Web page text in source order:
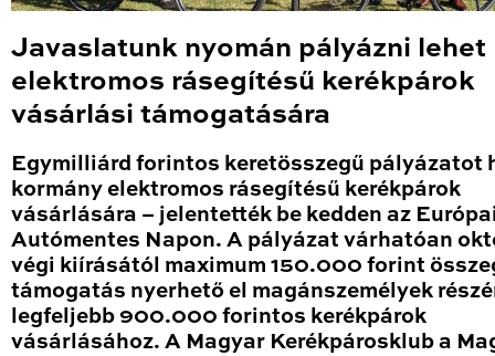
Javaslatunk nyomán pályázni lehet
elektromos rásegítésű kerékpárok
vásárlási támogatására
Egymilliárd forintos keretösszegű pályázatot
kormány elektromos rásegítésű kerékpárok
vásárlására – jelentették be kedden az
Autómentes Napon. A pályázat várhatóan
végi kiírásától maximum 150.000 forint
támogatás nyerhető el magánszemélyek
legfeljebb 900.000 forintos kerékpárok
vásárlásához. A Magyar Kerékpárosklub a